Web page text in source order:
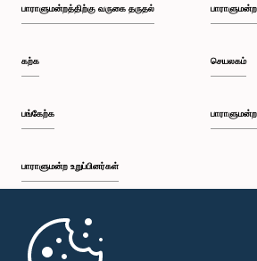
பாராளுமன்றத்திற்கு வருகை தருதல்
கற்க
பங்கேற்க
பாராளுமன்ற உறுப்பினர்கள்
முதற்பக்கம்
செயலகம்